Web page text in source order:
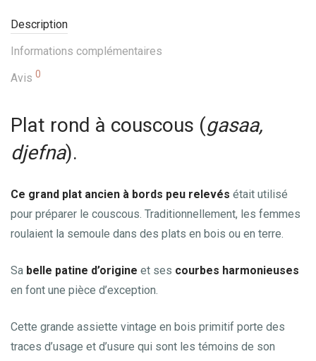
Description
Informations complémentaires
Avis 0
Plat rond à couscous (gasaa,
djefna).
Ce grand plat ancien à bords peu relevés était utilisé
pour préparer le couscous. Traditionnellement, les femmes
roulaient la semoule dans des plats en bois ou en terre.
Sa belle patine d’origine et ses courbes harmonieuses
en font une pièce d’exception.
Cette grande assiette vintage en bois primitif porte des
traces d’usage et d’usure qui sont les témoins de son